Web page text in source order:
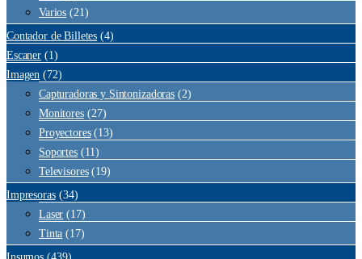
Varios (21)
Contador de Billetes (4)
Escaner (1)
Imagen (72)
Capturadoras y Sintonizadoras (2)
Monitores (27)
Proyectores (13)
Soportes (11)
Televisores (19)
Impresoras (34)
Laser (17)
Tinta (17)